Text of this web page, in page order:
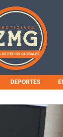
DEPORTES